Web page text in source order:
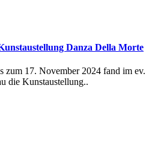
Danza Della Morte
zum 17. November 2024 fand im ev.
die Kunstaustellung..